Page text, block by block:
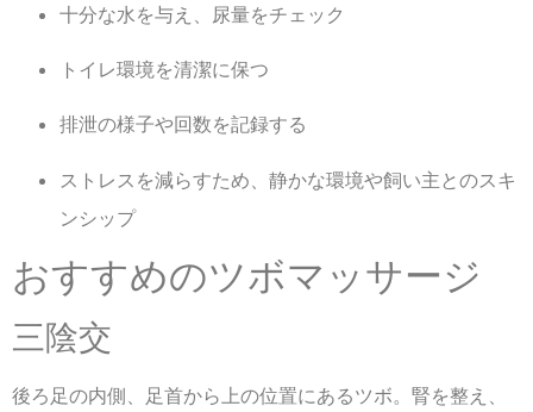
十分な水を与え、尿量をチェック
トイレ環境を清潔に保つ
排泄の様子や回数を記録する
ストレスを減らすため、静かな環境や飼い主とのスキ
ンシップ
おすすめのツボマッサージ
三陰交
後ろ足の内側、足首から上の位置にあるツボ。腎を整え、